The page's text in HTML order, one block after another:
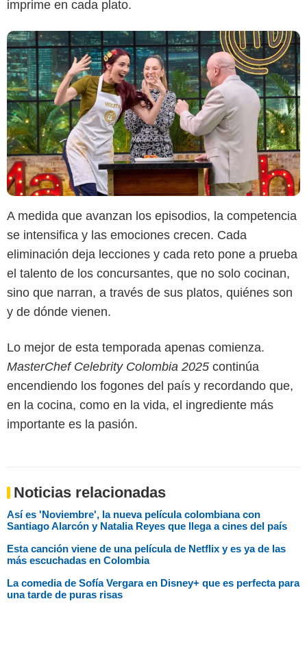
imprime en cada plato.
A medida que avanzan los episodios, la competencia
se intensifica y las emociones crecen. Cada
eliminación deja lecciones y cada reto pone a prueba
el talento de los concursantes, que no solo cocinan,
sino que narran, a través de sus platos, quiénes son
y de dónde vienen.
Lo mejor de esta temporada apenas comienza.
MasterChef Celebrity Colombia 2025 continúa
encendiendo los fogones del país y recordando que,
en la cocina, como en la vida, el ingrediente más
importante es la pasión.
Noticias relacionadas
Así es 'Noviembre', la nueva película colombiana con
Santiago Alarcón y Natalia Reyes que llega a cines del país
Esta canción viene de una película de Netflix y es ya de las
más escuchadas en Colombia
La comedia de Sofía Vergara en Disney+ que es perfecta para
una tarde de puras risas